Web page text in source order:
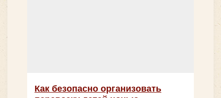
Как безопасно организовать